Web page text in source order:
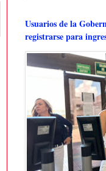
Usuarios de la
registrarse para